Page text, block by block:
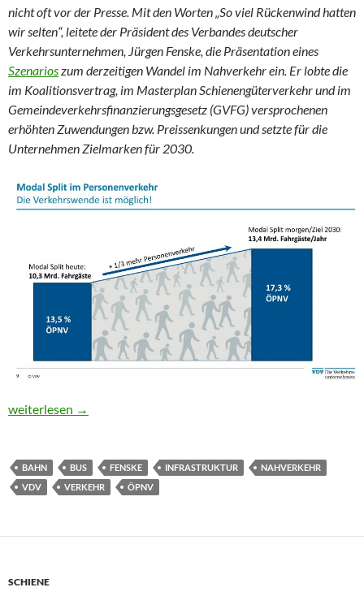
nicht oft vor der Presse. Mit den Worten „So viel Rückenwind hatten
wir selten“, leitete der Präsident des Verbandes deutscher
Verkehrsunternehmen, Jürgen Fenske, die Präsentation eines
Szenarioszum derzeitigen Wandel im Nahverkehr ein. Er lobte die
im Koalitionsvertrag, im Masterplan Schienengüterverkehr und im
Gemeindeverkehrsfinanzierungsgesetz (GVFG) versprochenen
erhöhten Zuwendungen bzw. Preissenkungen und setzte für die
Unternehmen Zielmarken für 2030.
Rückenwind für Busse und Bahnen
weiterlesen →
BAHN BUS FENSKE INFRASTRUKTUR
NAHVERKEHR
VDV
VERKEHR ÖPNV
SCHIENE